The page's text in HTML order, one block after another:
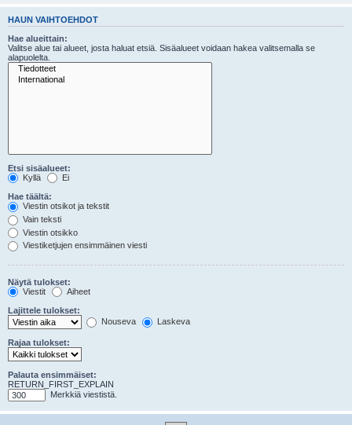
HAUN VAIHTOEHDOT
Hae alueittain:
Valitse alue tai alueet, josta haluat etsiä. Sisäalueet voidaan hakea valitsemalla se
alapuolelta.
Etsi sisäalueet:
Kyllä
Ei
Hae täältä:
Viestin otsikot ja tekstit
Vain teksti
Viestin otsikko
Viestiketjujen ensimmäinen viesti
Näytä tulokset:
Viestit
Aiheet
Lajittele tulokset:
Nouseva
Laskeva
Rajaa tulokset:
Palauta ensimmäiset:
RETURN_FIRST_EXPLAIN
Merkkiä viestistä.